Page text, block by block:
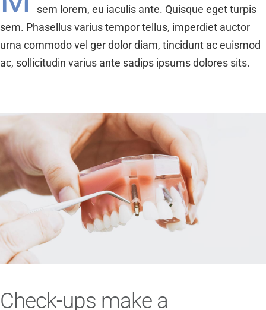
sem lorem, eu iaculis ante. Quisque eget turpis
sem. Phasellus varius tempor tellus, imperdiet auctor
urna commodo vel ger dolor diam, tincidunt ac euismod
ac, sollicitudin varius ante sadips ipsums dolores sits.
Check-ups make a